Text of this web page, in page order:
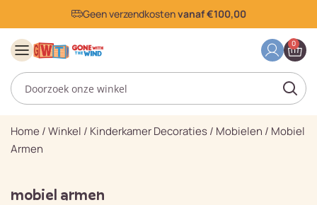
Geen verzendkostenvanaf €100,00
0
Home /Winkel / Kinderkamer Decoraties/ Mobielen / Mobiel
Armen
mobiel armen